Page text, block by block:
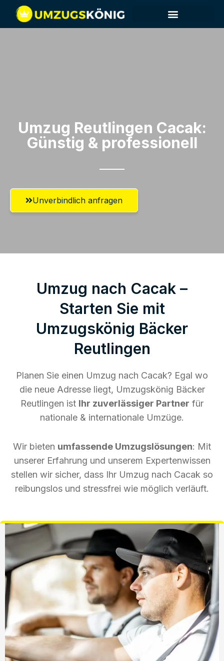
Umzug Reutlingen​ Cacak:
Günstig & professionell​
Unverbindlich anfragen
Umzug nach Cacak –
Starten Sie mit
Umzugskönig Bäcker
Reutlingen
Planen Sie einen Umzug nach Cacak? Egal wo
die neue Adresse liegt, Umzugskönig Bäcker
Reutlingen ist Ihr zuverlässiger Partner für
nationale & internationale Umzüge.
Wir bieten umfassende Umzugslösungen: Mit
unserer Erfahrung und unserem Expertenwissen
stellen wir sicher, dass Ihr Umzug nach Cacak so
reibungslos und stressfrei wie möglich verläuft.